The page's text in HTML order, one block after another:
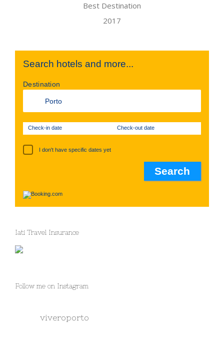
Search hotels and more...
Destination
Check-in date Check-out date
I don't have specific dates yet
Iati Travel Insurance
Follow me on Instagram
viveroporto